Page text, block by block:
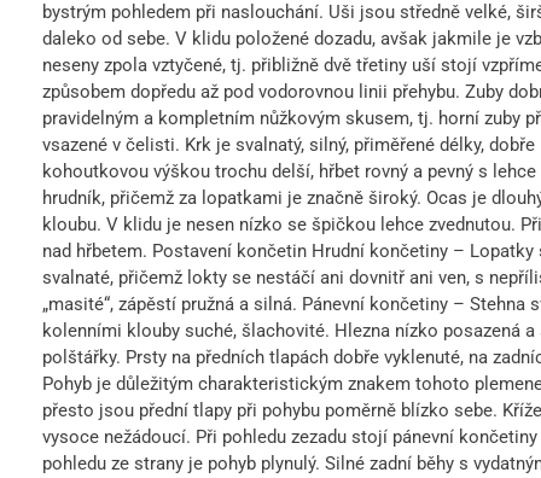
bystrým pohledem při naslouchání. Uši jsou středně velké,
daleko od sebe. V klidu položené dozadu, avšak jakmile je
neseny zpola vztyčené, tj. přibližně dvě třetiny uší stojí
způsobem dopředu až pod vodorovnou linii přehybu. Zuby
pravidelným a kompletním nůžkovým skusem, tj. horní zuby
vsazené v čelisti. Krk je svalnatý, silný, přiměřené délky,
kohoutkovou výškou trochu delší, hřbet rovný a pevný s
hrudník, přičemž za lopatkami je značně široký. Ocas je
kloubu. V klidu je nesen nízko se špičkou lehce zvednutou.
nad hřbetem. Postavení končetin Hrudní končetiny – Lopatky
svalnaté, přičemž lokty se nestáčí ani dovnitř ani ven, s
„masité“, zápěstí pružná a silná. Pánevní končetiny – Stehna
kolenními klouby suché, šlachovité. Hlezna nízko posazená
polštářky. Prsty na předních tlapách dobře vyklenuté, na
Pohyb je důležitým charakteristickým znakem tohoto
přesto jsou přední tlapy při pohybu poměrně blízko sebe.
vysoce nežádoucí. Při pohledu zezadu stojí pánevní
pohledu ze strany je pohyb plynulý. Silné zadní běhy s